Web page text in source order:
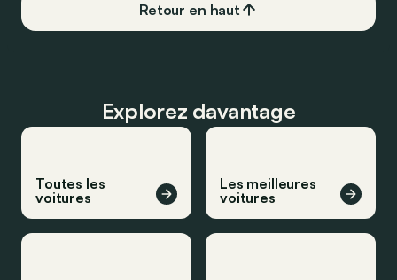
Retour en haut
Explorez davantage
Toutes les
voitures
Les meilleures
voitures